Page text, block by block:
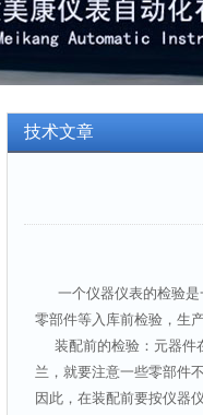
技术文章
一个仪器仪表的检验是
零部件等入库前检验，生
装配前的检验：元器件
兰，就要注意一些零部件
因此，在装配前要按仪器